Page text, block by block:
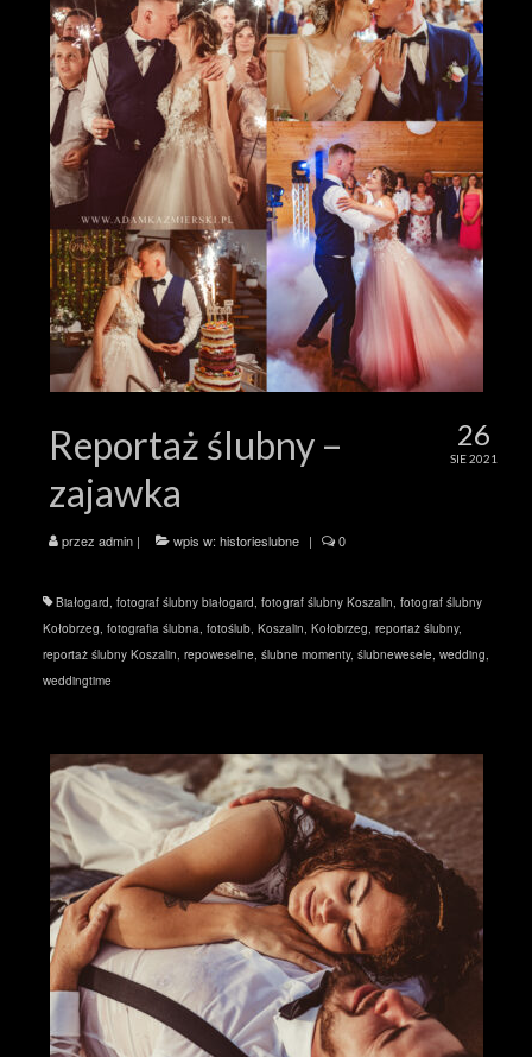
26
SIE 2021
Reportaż ślubny –
zajawka
przez admin | wpis w: historieslubne | 0
Białogard, fotograf ślubny białogard, fotograf ślubny Koszalin, fotograf ślubny
Kołobrzeg, fotografia ślubna, fotoślub, Koszalin, Kołobrzeg, reportaż ślubny,
reportaż ślubny Koszalin, repoweselne, ślubne momenty, ślubnewesele, wedding,
weddingtime